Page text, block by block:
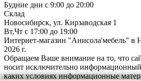
Будние дни с 9:00 до 20:00
Склад
Новосибирск, ул. Кирзаводская 1
Вт,Чт с 17:00 до 19:00
Интернет-магазин "Анисола'мебель" в
2026 г.
Обращаем Ваше внимание на то, что
носит исключительно
каких условиях информационные